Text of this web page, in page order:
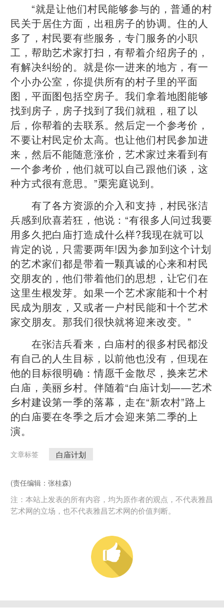
“就是让他们村民能够参与的，普通的村
民关于居住方面，出租房子的协调。住的人
多了，村民要有些服务，专门服务的小职
工，帮助艺术家打扫，有帮着介绍房子的，
有解决纠纷的。就是你一进来的地方，有一
个小办公室，你提供所有的村子里的平面
图，平面图包括空房子。我们拿着地图能够
找到房子，房子找到了我们就租，租了以
后，你帮着的去联系。然后定一个参考价，
不要让村民定价太高。也让他们村民参加进
来，然后不能随意涨价，艺术家过来看到有
一个参考价，他们就可以自己跟他们谈，这
种方式很有意思。”栗宪庭说到。
有了各方资源的介入和支持，村民张洁
兵感到欣喜若狂，他说：“有很多人问过我要
用多久把白庙打造成什么样?我现在就可以
肯定的说，只需要两年!因为参加到这个计划
的艺术家们都是带着一颗真诚的心来和村民
交朋友的，他们带着他们的思想，让它们在
这里生根发芽。如果一个艺术家能和十个村
民成为朋友，又或者一户村民能和十个艺术
家交朋友。那我们很快就将迎来改变。”
在张洁兵看来，白庙村的很多村民都没
有自己的人生目标，以前他也没有，但现在
他的目标很明确：情愿千金散尽，换来艺术
白庙，美丽乡村。伴随着“白庙计划——艺术
乡村建设第一季的落幕，走在“新农村”路上
的白庙要在冬季之后才会迎来第二季的上
演。
文章标签 白庙计划
(责任编辑：张桂森)
注：本站上发表的所有内容，均为原作者的观点，不代表雅昌
艺术网的立场，也不代表雅昌艺术网的价值判断。